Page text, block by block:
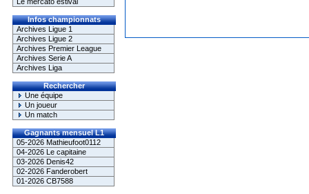
Infos championnats
Archives Ligue 1
Archives Ligue 2
Archives Premier League
Archives Serie A
Archives Liga
Rechercher
Une équipe
Un joueur
Un match
Gagnants mensuel L1
05-2026 Mathieufoot0112
04-2026 Le capitaine
03-2026 Denis42
02-2026 Fanderobert
01-2026 CB7588